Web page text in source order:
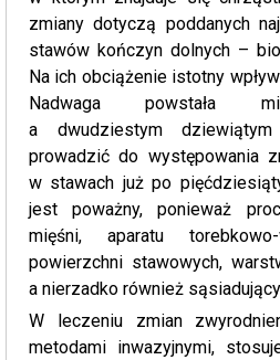
zmiany dotyczą poddanych
stawów kończyn dolnych –
Na ich obciążenie istotny
Nadwaga powstała
a dwudziestym
prowadzić do występowania
w stawach już po
jest poważny, ponieważ
mięśni, aparatu torebkowo-
powierzchni stawowych,
a nierzadko również
W leczeniu zmian
metodami inwazyjnymi,